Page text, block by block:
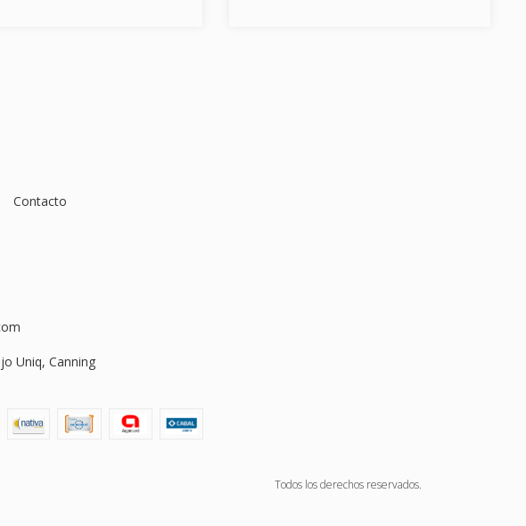
Contacto
Uniq, Canning
Todos los derechos reservados.